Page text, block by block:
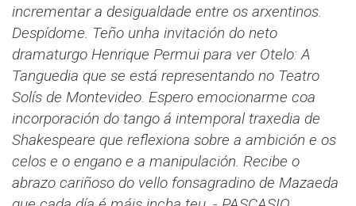
incrementar a desigualdade entre os arxentinos.
Despídome. Teño unha invitación do neto
dramaturgo Henrique Permui para ver Otelo: A
Tanguedia que se está representando no Teatro
Solís de Montevideo. Espero emocionarme coa
incorporación do tango á intemporal traxedia de
Shakespeare que reflexiona sobre a ambición e os
celos e o engano e a manipulación. Recibe o
abrazo cariñoso do vello fonsagradino de Mazaeda